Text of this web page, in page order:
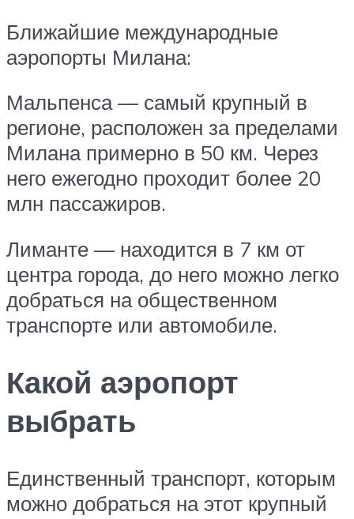
Ближайшие международные
аэропорты Милана:
Мальпенса — самый крупный в
регионе, расположен за пределами
Милана примерно в 50 км. Через
него ежегодно проходит более 20
млн пассажиров.
Лиманте — находится в 7 км от
центра города, до него можно легко
добраться на общественном
транспорте или автомобиле.
Какой аэропорт
выбрать
Единственный транспорт, которым
можно добраться на этот крупный